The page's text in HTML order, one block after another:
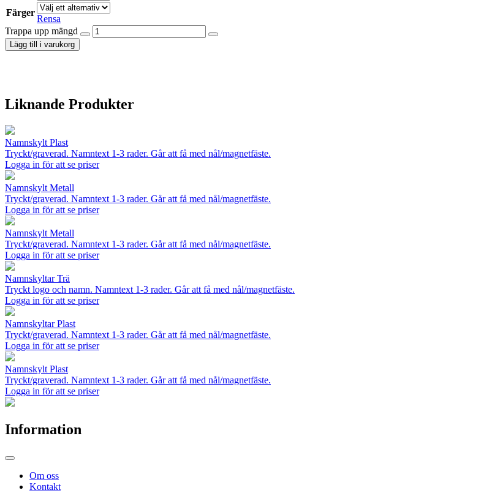
Färger
Rensa
Trappa upp mängd
Lägg till i varukorg
Liknande Produkter
Namnskylt Plast
Tryckt/graverad. Namntext 1-3 rader. Går att få med nål/magnetfäste.
Logga in för att se priser
Namnskylt Metall
Tryckt/graverad. Namntext 1-3 rader. Går att få med nål/magnetfäste.
Logga in för att se priser
Namnskylt Metall
Tryckt/graverad. Namntext 1-3 rader. Går att få med nål/magnetfäste.
Logga in för att se priser
Namnskyltar Trä
Tryckt logo och namn. Namntext 1-3 rader. Går att få med nål/magnetfäste.
Logga in för att se priser
Namnskyltar Plast
Tryckt/graverad. Namntext 1-3 rader. Går att få med nål/magnetfäste.
Logga in för att se priser
Namnskylt Plast
Tryckt/graverad. Namntext 1-3 rader. Går att få med nål/magnetfäste.
Logga in för att se priser
Information
Om oss
Kontakt